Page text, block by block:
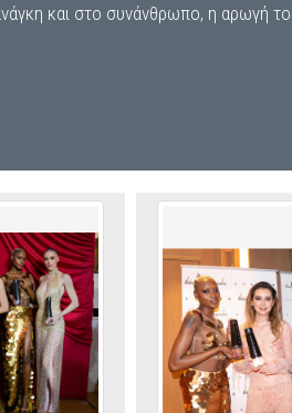
και στο συνάνθρωπο, η αρωγή